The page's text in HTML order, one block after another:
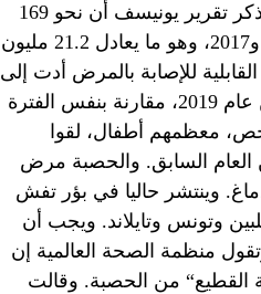
تفشي الحصبة التي نشهدها الآن في العالم تم تمهيدها قبل سنوات“. وذكر تقرير يونيسف أن نحو 169
مليون طفل لم يتلقوا الجرعة الأولى من لقاح الحصبة بين عامي 2010 و2017، وهو ما يعادل 21.2 مليون
للإصابة بالمرض أدت إلى
ارتفاع حالات عدوى الحصبة إلى أربعة أمثالها تقريبا في الربع الأول من عام 2019، مقارنة بنفس الفترة
حالة. وقالت يونيسف إن نحو 110 آلاف شخص، معظمهم أطفال، لقوا
وهو ارتفاع نسبته 22 في المئة عن العام السابق. والحصبة مرض
وينتشر حاليا في بؤر تفش
وتونس وتايلاند. ويجب أن
منظمة الصحة العالمية إن
القطيع“ من الحصبة. وقالت